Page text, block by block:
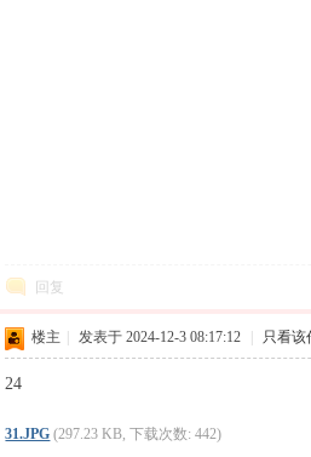
回复
楼主 发表于 2024-12-3 08:17:12 只看该
24
31.JPG (297.23 KB, 下载次数: 442)